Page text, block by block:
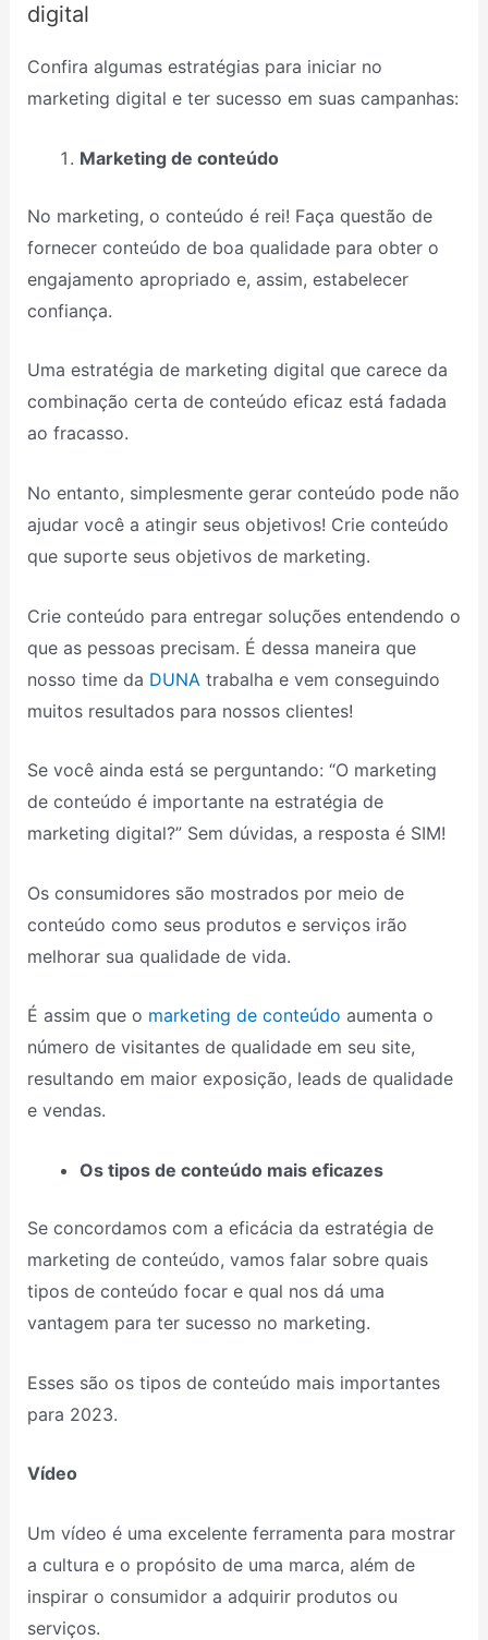
digital
Confira algumas estratégias para iniciar no
marketing digital e ter sucesso em suas campanhas:
Marketing de conteúdo
No marketing, o conteúdo é rei! Faça questão de
fornecer conteúdo de boa qualidade para obter o
engajamento apropriado e, assim, estabelecer
confiança.
Uma estratégia de marketing digital que carece da
combinação certa de conteúdo eficaz está fadada
ao fracasso.
No entanto, simplesmente gerar conteúdo pode não
ajudar você a atingir seus objetivos! Crie conteúdo
que suporte seus objetivos de marketing.
Crie conteúdo para entregar soluções entendendo o
que as pessoas precisam. É dessa maneira que
nosso time da DUNA trabalha e vem conseguindo
muitos resultados para nossos clientes!
Se você ainda está se perguntando: “O marketing
de conteúdo é importante na estratégia de
marketing digital?” Sem dúvidas, a resposta é SIM!
Os consumidores são mostrados por meio de
conteúdo como seus produtos e serviços irão
melhorar sua qualidade de vida.
É assim que o marketing de conteúdo aumenta o
número de visitantes de qualidade em seu site,
resultando em maior exposição, leads de qualidade
e vendas.
Os tipos de conteúdo mais eficazes
Se concordamos com a eficácia da estratégia de
marketing de conteúdo, vamos falar sobre quais
tipos de conteúdo focar e qual nos dá uma
vantagem para ter sucesso no marketing.
Esses são os tipos de conteúdo mais importantes
para 2023.
Vídeo
Um vídeo é uma excelente ferramenta para mostrar
a cultura e o propósito de uma marca, além de
inspirar o consumidor a adquirir produtos ou
serviços.